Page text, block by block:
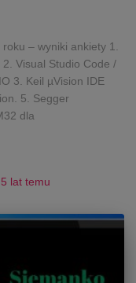
– wyniki ankiety 1.
Visual Studio Code /
3. Keil µVision IDE
5. Segger
dla
5 lat temu